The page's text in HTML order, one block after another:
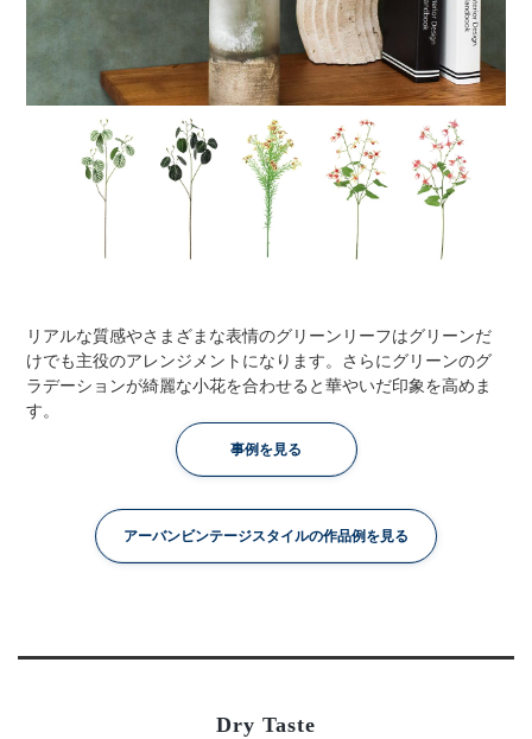
リアルな質感やさまざまな表情のグリーンリーフはグリーンだ
けでも主役のアレンジメントになります。さらにグリーンのグ
ラデーションが綺麗な小花を合わせると華やいだ印象を高めま
す。
事例を見る
アーバンビンテージスタイルの作品例を見る
Dry Taste